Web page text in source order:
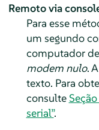
Remoto via
Para esse
um segundo
computador
modem nulo.
texto. Para
consulte
serial”.